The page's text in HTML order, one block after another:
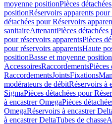
moyenne positionPièces
positionRéservoirs apparents
détachées pour Réservoirs
sanitaireAttenantPièces
pour réservoirs apparentsPièces
pour réservoirs apparentsHaute
positionBasse et moyenne position
AccessoiresRaccordementsPièces
RaccordementsJointsFixations
modérateurs de débitRéservoirs à
SigmaPièces détachées pour
à encastrer OmegaPièces
OmegaRéservoirs à encastrer
à encastrer DeltaTubes de chasse